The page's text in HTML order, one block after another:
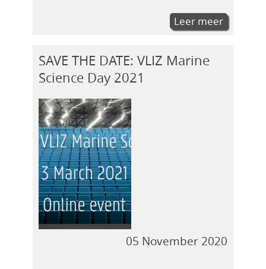
Leer meer
SAVE THE DATE: VLIZ Marine
Science Day 2021
05 November 2020